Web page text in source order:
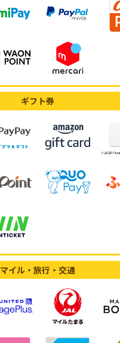
ギフト券
マイル・旅行・交通